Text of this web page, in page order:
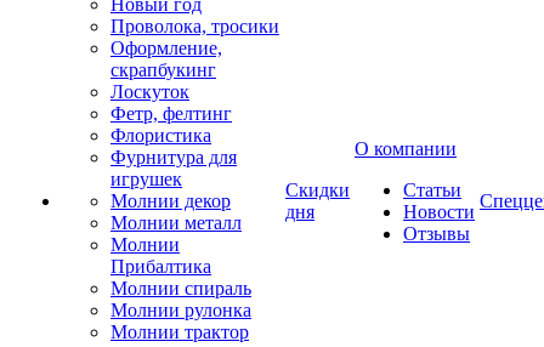
Новый год
Проволока, тросики
Оформление,
скрапбукинг
Лоскуток
Фетр, фелтинг
Флористика
Фурнитура для
игрушек
Молнии декор
Молнии металл
Молнии
Прибалтика
Молнии спираль
Молнии рулонка
Молнии трактор
Скидки
дня
О компании
Статьи
Новости
Отзывы